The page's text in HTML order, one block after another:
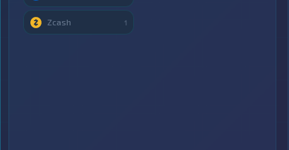
Zcash 1